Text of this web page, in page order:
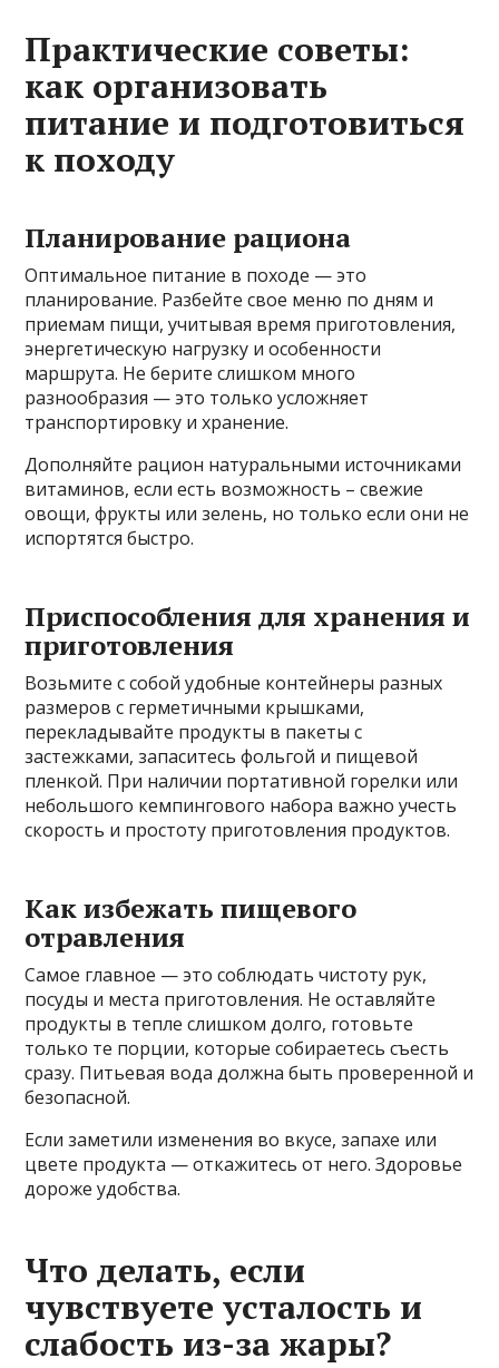
Практические советы:
как организовать
питание и подготовиться
к походу
Планирование рациона
Оптимальное питание в походе — это
планирование. Разбейте свое меню по дням и
приемам пищи, учитывая время приготовления,
энергетическую нагрузку и особенности
маршрута. Не берите слишком много
разнообразия — это только усложняет
транспортировку и хранение.
Дополняйте рацион натуральными источниками
витаминов, если есть возможность – свежие
овощи, фрукты или зелень, но только если они не
испортятся быстро.
Приспособления для хранения и
приготовления
Возьмите с собой удобные контейнеры разных
размеров с герметичными крышками,
перекладывайте продукты в пакеты с
застежками, запаситесь фольгой и пищевой
пленкой. При наличии портативной горелки или
небольшого кемпингового набора важно учесть
скорость и простоту приготовления продуктов.
Как избежать пищевого
отравления
Самое главное — это соблюдать чистоту рук,
посуды и места приготовления. Не оставляйте
продукты в тепле слишком долго, готовьте
только те порции, которые собираетесь съесть
сразу. Питьевая вода должна быть проверенной и
безопасной.
Если заметили изменения во вкусе, запахе или
цвете продукта — откажитесь от него. Здоровье
дороже удобства.
Что делать, если
чувствуете усталость и
слабость из-за жары?